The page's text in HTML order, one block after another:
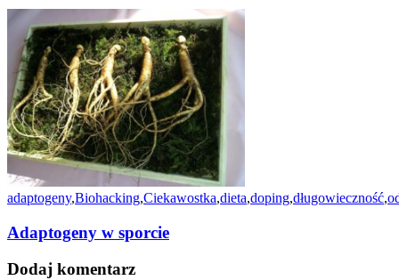
adaptogeny,Biohacking,Ciekawostka,dieta,doping,długowieczność,
Adaptogeny w sporcie
Dodaj komentarz